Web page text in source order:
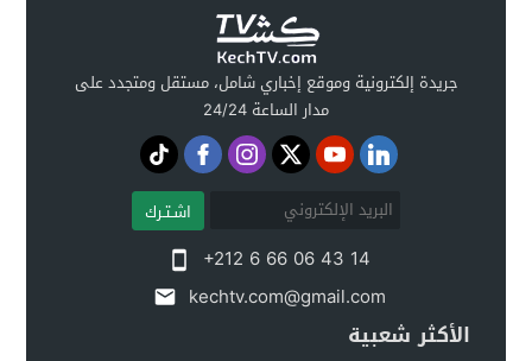
جريدة إلكترونية وموقع إخباري شامل، مستقل ومتجدد على
مدار الساعة 24/24
اشـتـرك
+212 6 66 06 43 14
kechtv.com@gmail.com
الأكثر شعبية